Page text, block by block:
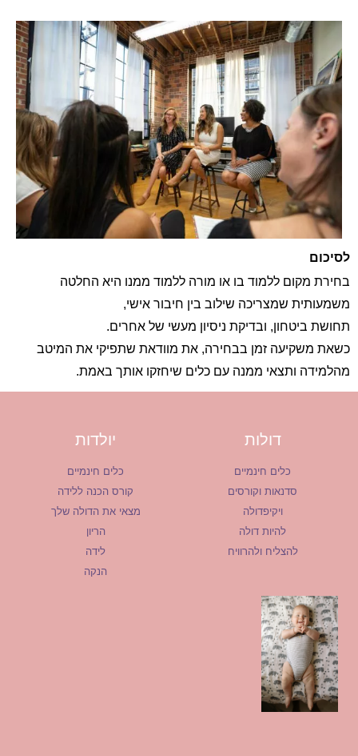
לסיכום
בחירת מקום ללמוד בו או מורה ללמוד ממנו היא החלטה
משמעותית שמצריכה שילוב בין חיבור אישי,
תחושת ביטחון, ובדיקת ניסיון מעשי של אחרים.
כשאת משקיעה זמן בבחירה, את מוודאת שתפיקי את המיטב
מהלמידה ותצאי ממנה עם כלים שיחזקו אותך באמת.
דולות
כלים חינמיים
סדנאות וקורסים
ויקיפדולה
להיות דולה
להצליח ולהרוויח
יולדות
כלים חינמיים
קורס הכנה ללידה
מצאי את הדולה שלך
הריון
לידה
הנקה